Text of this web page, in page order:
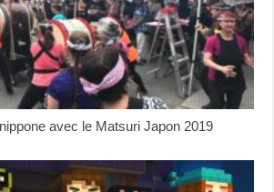
avec le Matsuri Japon 2019